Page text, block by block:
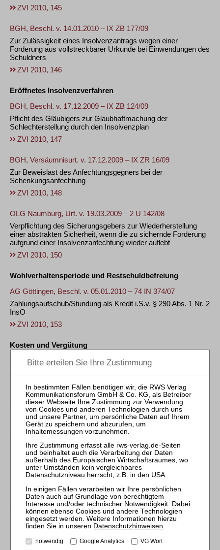
ZVI 2010, 145
BGH, Beschl. v. 14.01.2010 – IX ZB 177/09
Zur Zulässigkeit eines Insolvenzantrags wegen einer
Forderung aus vollstreckbarer Urkunde bei Einwendungen des
Schuldners
ZVI 2010, 146
Eröffnetes Insolvenzverfahren
BGH, Beschl. v. 17.12.2009 – IX ZB 124/09
Pflicht des Gläubigers zur Glaubhaftmachung der
Schlechterstellung durch den Insolvenzplan
ZVI 2010, 147
BGH, Versäumnisurt. v. 17.12.2009 – IX ZR 16/09
Zur Beweislast des Anfechtungsgegners bei der
Schenkungsanfechtung
ZVI 2010, 148
OLG Naumburg, Urt. v. 19.03.2009 – 2 U 142/08
Verpflichtung des Sicherungsgebers zur Wiederherstellung
einer abstrakten Sicherheit, wenn die zu sichernde Forderung
aufgrund einer Insolvenzanfechtung wieder auflebt
ZVI 2010, 150
Wohlverhaltensperiode und Restschuldbefreiung
AG Göttingen, Beschl. v. 05.01.2010 – 74 IN 374/07
Zahlungsaufschub/Stundung als Kredit i.S.v. § 290 Abs. 1 Nr. 2
InsO
ZVI 2010, 153
Kosten und Vergütung
BGH, Beschl. v. 03.12.2009 – IX ZB 280/08
Nichteröffnung des Insolvenzverfahrens
ZVI 2010, 154
ZVI-PRAXISHINWEIS
Gemeinsame Information der Arbeitsgemeinschaft
Schuldnerberatung der Verbände und des Zentralen
Kreditausschusses zum neuen Pfändungsschutzkonto
ZVI 2010, 156
ZVI-DOKUMENTATION
Justizkommunikationsgesetz: Formularentwürfe des
Bundesministeriums der Justiz
ZVI 2010, 158
Datenschutzhinweisen
notwendig Google Analytics VG Wort